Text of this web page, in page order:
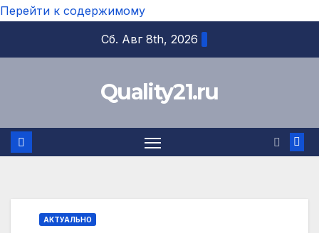
Перейти к содержимому
Сб. Авг 8th, 2026
Quality21.ru
АКТУАЛЬНО